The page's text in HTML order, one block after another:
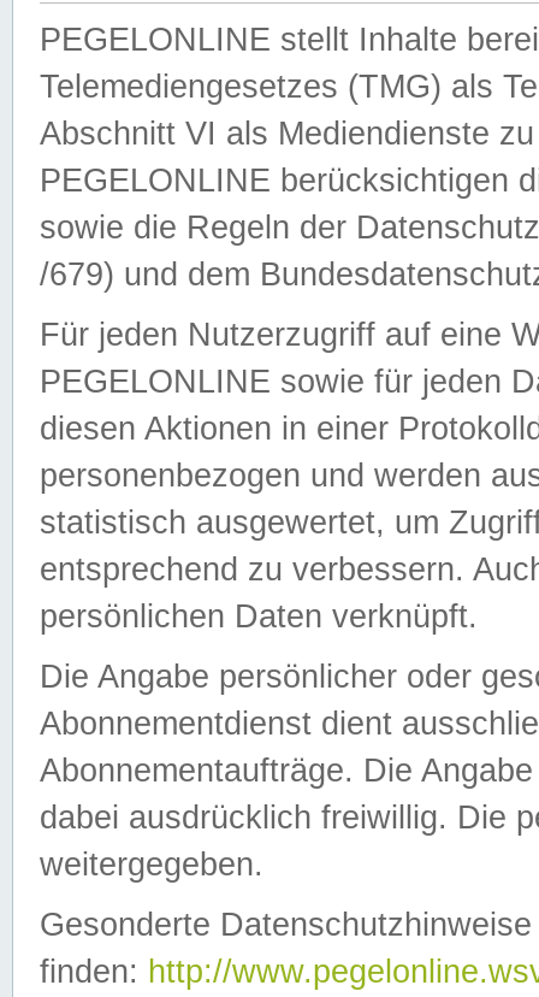
PEGELONLINE stellt Inhalte
Telemediengesetzes (TMG) als
Abschnitt VI als Mediendienste
PEGELONLINE berücksichtigen
sowie die Regeln der
/679) und dem
Für jeden Nutzerzugriff auf eine
PEGELONLINE sowie für jeden
diesen Aktionen in einer
personenbezogen und werden
statistisch ausgewertet, um
entsprechend zu verbessern.
persönlichen Daten verknüpft.
Die Angabe persönlicher oder
Abonnementdienst dient
Abonnementaufträge. Die
dabei ausdrücklich freiwillig. Die
weitergegeben.
Gesonderte
finden: http://